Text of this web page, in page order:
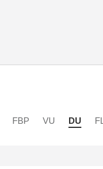
FBP VU DU FL